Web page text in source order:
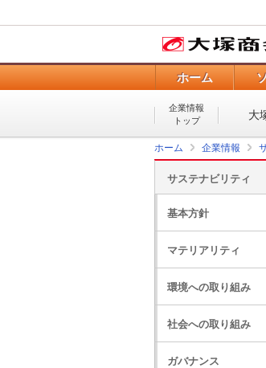
ホーム
企業情報
トップ
大
ホーム 企業情報
サステナビリティ
基本方針
マテリアリティ
環境への取り組み
社会への取り組み
ガバナンス